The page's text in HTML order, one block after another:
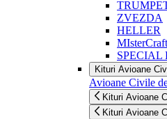
ZVEZDA
HELLER
MIsterCraft
SPECIAL
Kituri Avioane
Avioane Civile
Kituri Avioane
Kituri Avioane